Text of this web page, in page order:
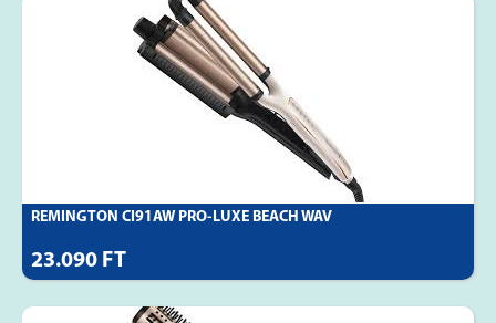
REMINGTON CI91AW PRO-LUXE BEACH WAV
23.090 FT